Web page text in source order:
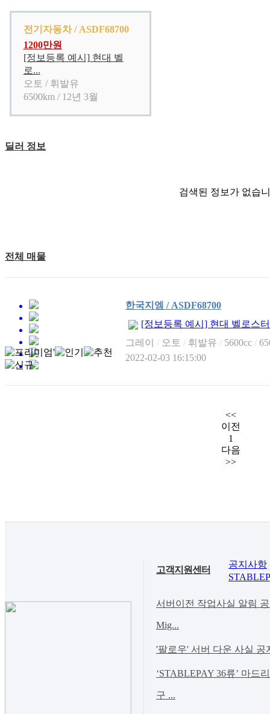
전기자동차 / ASDF68700
1200만원
[정보등록 예시] 현대 벨
로...
오토 / 휘발유
6500km / 12년 3월
딜러 정보
검색된 정보가 없습
전체 매물
한국지엠 / ASDF68700
[정보등록 예시] 현대 벨로스
그레이 / 오토 / 휘발유 / 5600cc /
2022-02-03 16:15:00
<<
이전
1
다음
>>
고객지원센터
공지사항
서버이전 작업사실 알림 공
Mig...
'팔로우' 서버 다운 사실 공
‘STABLEPAY 36류’ 마드
구 ...